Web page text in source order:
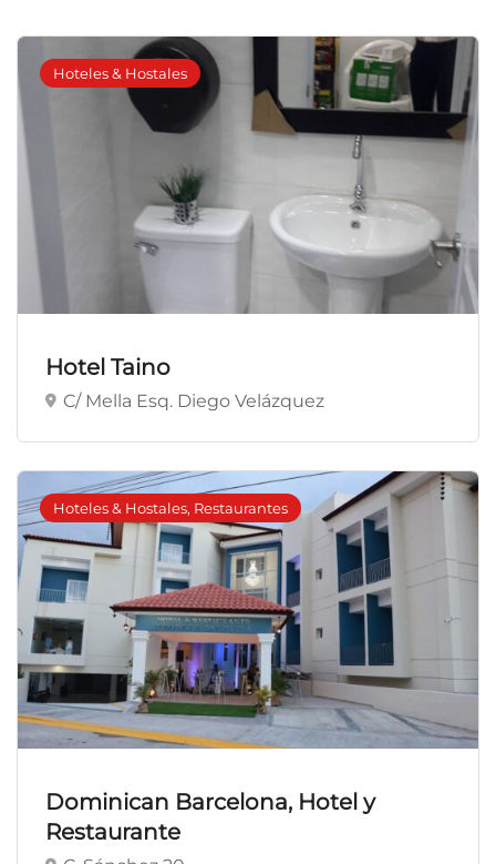
Hoteles & Hostales
Hotel Taino
C/ Mella Esq. Diego Velázquez
Hoteles & Hostales, Restaurantes
Dominican Barcelona, Hotel y
Restaurante